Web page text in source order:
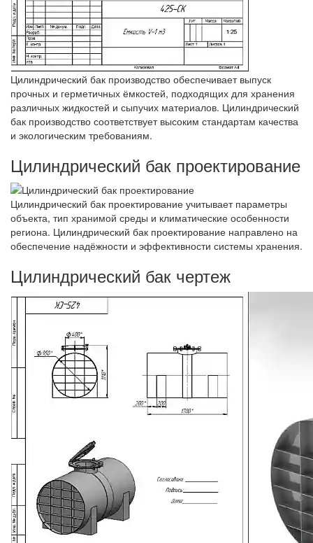
Цилиндрический бак производство обеспечивает выпуск
прочных и герметичных ёмкостей, подходящих для хранения
различных жидкостей и сыпучих материалов. Цилиндрический
бак производство соответствует высоким стандартам качества
и экологическим требованиям.
Цилиндрический бак проектирование
Цилиндрический бак проектирование учитывает параметры
объекта, тип хранимой среды и климатические особенности
региона. Цилиндрический бак проектирование направлено на
обеспечение надёжности и эффективности системы хранения.
Цилиндрический бак чертеж